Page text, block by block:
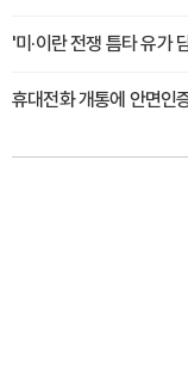
'미·이란 전쟁 틈타 유가
휴대전화 개통에 안면인